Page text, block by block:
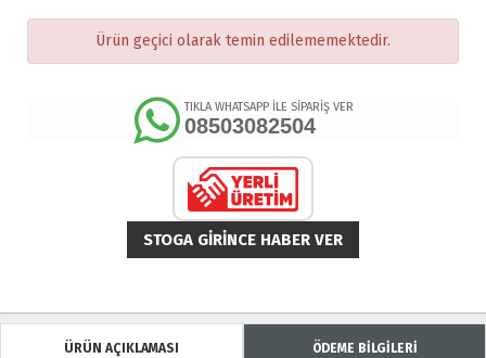
Ürün geçici olarak temin edilememektedir.
TIKLA WHATSAPP İLE SİPARİŞ VER
08503082504
STOGA GIRINCE HABER VER
ÜRÜN AÇIKLAMASI ÖDEME BİLGİLERİ